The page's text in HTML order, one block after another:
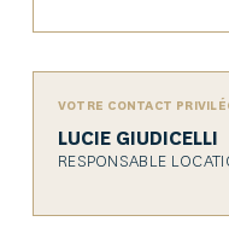
VOTRE CONTACT
LUCIE GIUDICELLI
RESPONSABLE